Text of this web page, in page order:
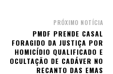
PRÓXIMO NOTÍCIA
PMDF PRENDE CASAL
FORAGIDO DA JUSTIÇA POR
HOMICÍDIO QUALIFICADO E
OCULTAÇÃO DE CADÁVER NO
RECANTO DAS EMAS